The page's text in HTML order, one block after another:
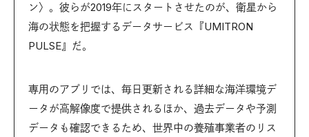
ン〉。彼らが2019年にスタートさせたのが、衛星から
海の状態を把握するデータサービス『UMITRON
PULSE』だ。
専用のアプリでは、毎日更新される詳細な海洋環境デ
ータが高解像度で提供されるほか、過去データや予測
データも確認できるため、世界中の養殖事業者のリス